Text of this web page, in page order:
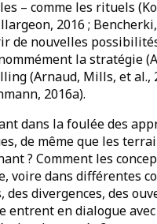
– comme les rituels
2016 ; Bencherki,
de nouvelles
la stratégie
(Arnaud, Mills, et al.,
2016a).
dans la foulée des
de même que les
? Comment les
voire dans différentes
des divergences, des
en dialogue